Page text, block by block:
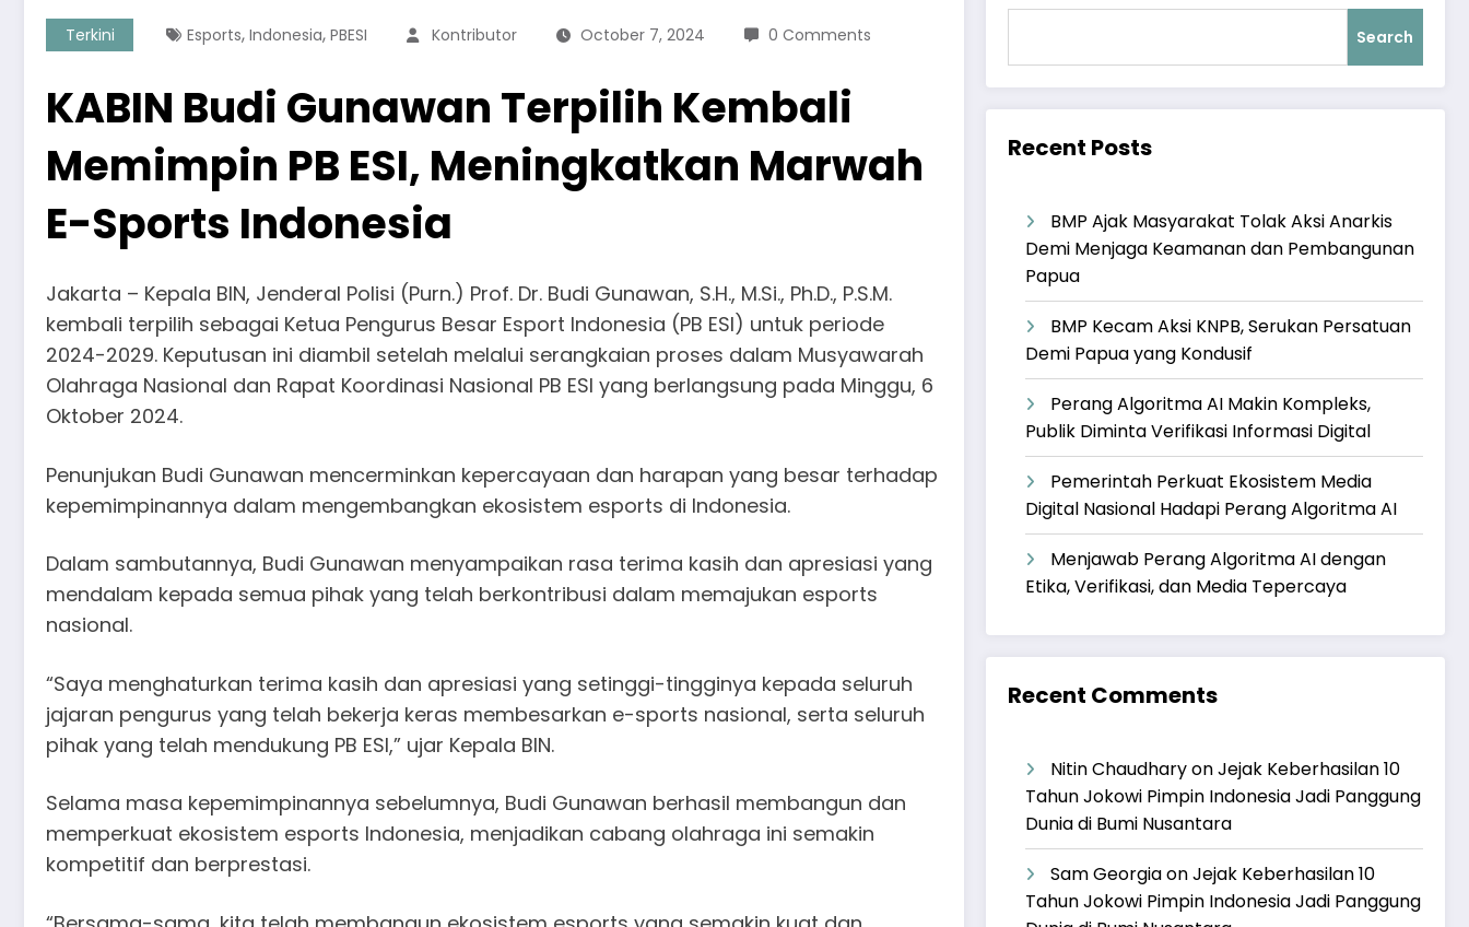
Terkini Esports, Indonesia, PBESI Kontributor October 7, 2024 0 Comments
KABIN Budi Gunawan Terpilih Kembali
Memimpin PB ESI, Meningkatkan Marwah
E-Sports Indonesia
Jakarta – Kepala BIN, Jenderal Polisi (Purn.) Prof. Dr. Budi Gunawan, S.H., M.Si., Ph.D., P.S.M.
kembali terpilih sebagai Ketua Pengurus Besar Esport Indonesia (PB ESI) untuk periode
2024-2029. Keputusan ini diambil setelah melalui serangkaian proses dalam Musyawarah
Olahraga Nasional dan Rapat Koordinasi Nasional PB ESI yang berlangsung pada Minggu, 6
Oktober 2024.
Penunjukan Budi Gunawan mencerminkan kepercayaan dan harapan yang besar terhadap
kepemimpinannya dalam mengembangkan ekosistem esports di Indonesia.
Dalam sambutannya, Budi Gunawan menyampaikan rasa terima kasih dan apresiasi yang
mendalam kepada semua pihak yang telah berkontribusi dalam memajukan esports
nasional.
“Saya menghaturkan terima kasih dan apresiasi yang setinggi-tingginya kepada seluruh
jajaran pengurus yang telah bekerja keras membesarkan e-sports nasional, serta seluruh
pihak yang telah mendukung PB ESI,” ujar Kepala BIN.
Selama masa kepemimpinannya sebelumnya, Budi Gunawan berhasil membangun dan
memperkuat ekosistem esports Indonesia, menjadikan cabang olahraga ini semakin
kompetitif dan berprestasi.
Search
Recent Posts
BMP Ajak Masyarakat Tolak Aksi Anarkis
Demi Menjaga Keamanan dan Pembangunan
Papua
BMP Kecam Aksi KNPB, Serukan Persatuan
Demi Papua yang Kondusif
Perang Algoritma AI Makin Kompleks,
Publik Diminta Verifikasi Informasi Digital
Pemerintah Perkuat Ekosistem Media
Digital Nasional Hadapi Perang Algoritma AI
Menjawab Perang Algoritma AI dengan
Etika, Verifikasi, dan Media Tepercaya
Recent Comments
Nitin ChaudharyonJejak Keberhasilan 10
Tahun Jokowi Pimpin Indonesia Jadi Panggung
Dunia di Bumi Nusantara
Sam GeorgiaonJejak Keberhasilan 10
Tahun Jokowi Pimpin Indonesia Jadi Panggung